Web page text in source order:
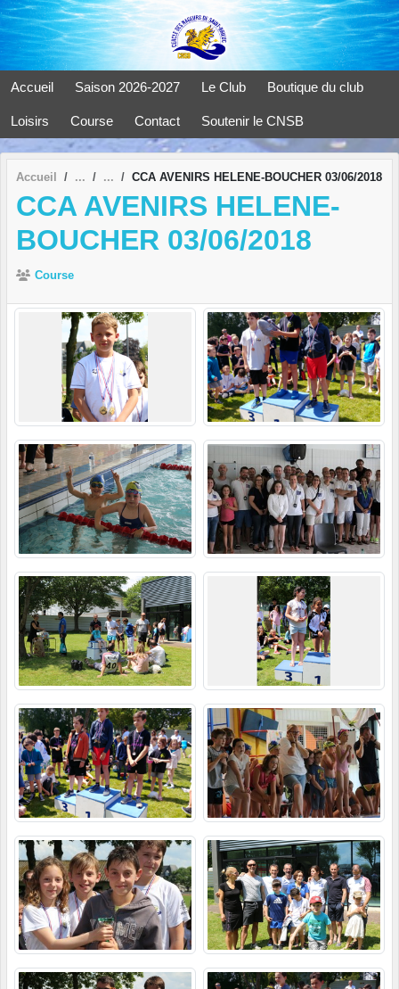
Accueil Saison 2026-2027 Le Club Boutique du club
Loisirs Course Contact Soutenir le CNSB
Accueil CCA AVENIRS HELENE-BOUCHER 03/06/2018
CCA AVENIRS HELENE-
BOUCHER 03/06/2018
Course
Panneau de gestion des cookies